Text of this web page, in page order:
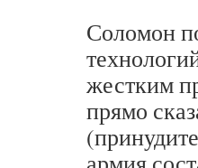
Соломон
жестким
прямо